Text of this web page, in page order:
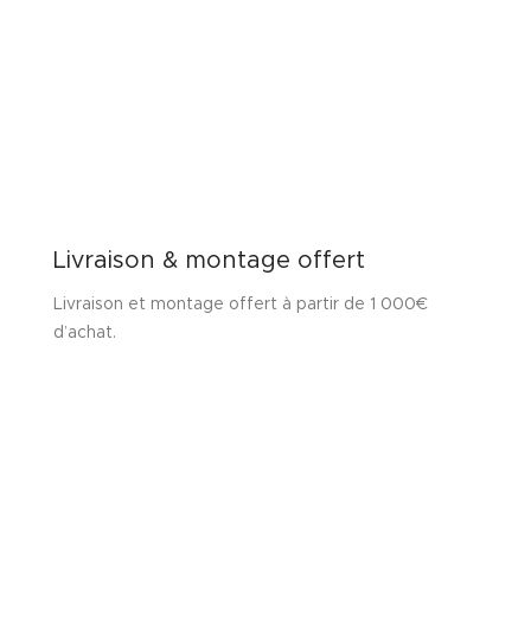
Livraison & montage offert
Livraison et montage offert à partir de 1 000€
d’achat.